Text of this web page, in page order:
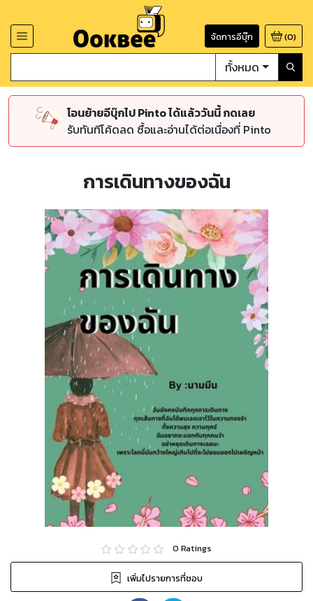
จัดการอีบุ๊ก (0)
ทั้งหมด
โอนย้ายอีบุ๊กไป Pinto ได้แล้ววันนี้ กดเลย
รับทันทีโค้ดลด ซื้อและอ่านได้ต่อเนื่องที่ Pinto
การเดินทางของฉัน
0 Ratings
เพิ่มไปรายการที่ชอบ